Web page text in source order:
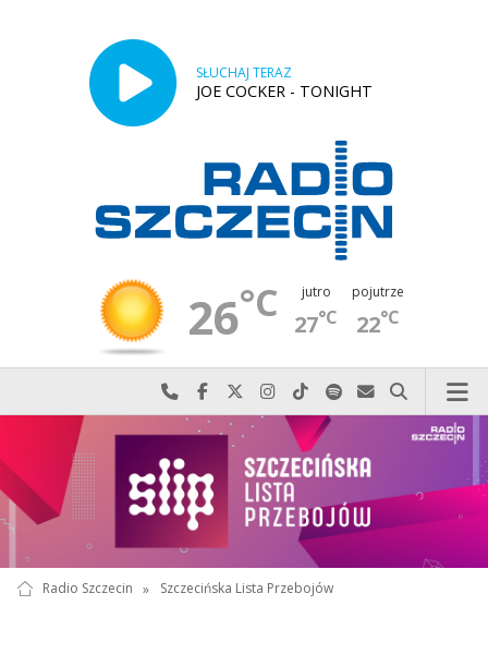
SŁUCHAJ TERAZ
JOE COCKER - TONIGHT
26°C jutro
27°C
pojutrze
22°C
Najlepiej po prostu do nas zadzwoń
Odwiedź nas na Facebook-u
Odwiedź nas na X
Odwiedź nas na Instagram-ie
Odwiedź nas na TikTok-u
Szukaj nas na Spotify
Wyślij do nas
Szukaj
Radio Szczecin » Szczecińska Lista Przebojów